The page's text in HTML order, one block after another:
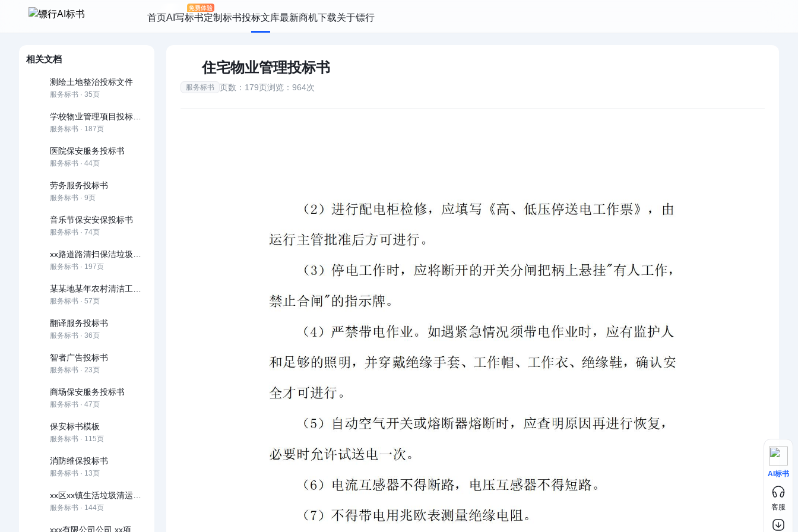
首页AI写标书定制标书投标文库最新商机下载关于镖行
相关文档
测绘土地整治投标文件
服务标书 · 35页
服务标书 · 187页
医院保安服务投标书
服务标书 · 44页
劳务服务投标书
服务标书 · 9页
音乐节保安安保投标书
服务标书 · 74页
服务标书 · 197页
服务标书 · 57页
翻译服务投标书
服务标书 · 36页
智者广告投标书
服务标书 · 23页
商场保安服务投标书
服务标书 · 47页
保安标书模板
服务标书 · 115页
消防维保投标书
服务标书 · 13页
服务标书 · 144页
住宅物业管理投标书
服务标书 页数：179页浏览：964次
AI标书
客服